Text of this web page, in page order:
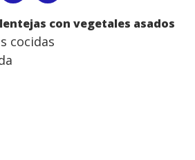
Link
con vegetales asados
cocidas